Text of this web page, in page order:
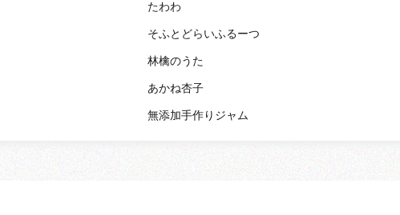
たわわ
そふとどらいふるーつ
林檎のうた
あかね杏子
無添加手作りジャム